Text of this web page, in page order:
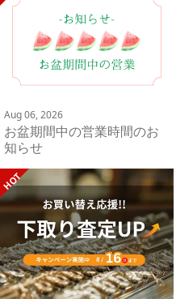
Aug 06, 2026
お盆期間中の営業時間のお
知らせ